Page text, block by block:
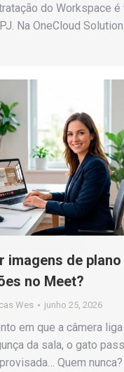
do Workspace é
Na OneCloud
imagens de
no Meet?
Wes junho 25, 2026
em que a câmera
da sala, o gato
Quem